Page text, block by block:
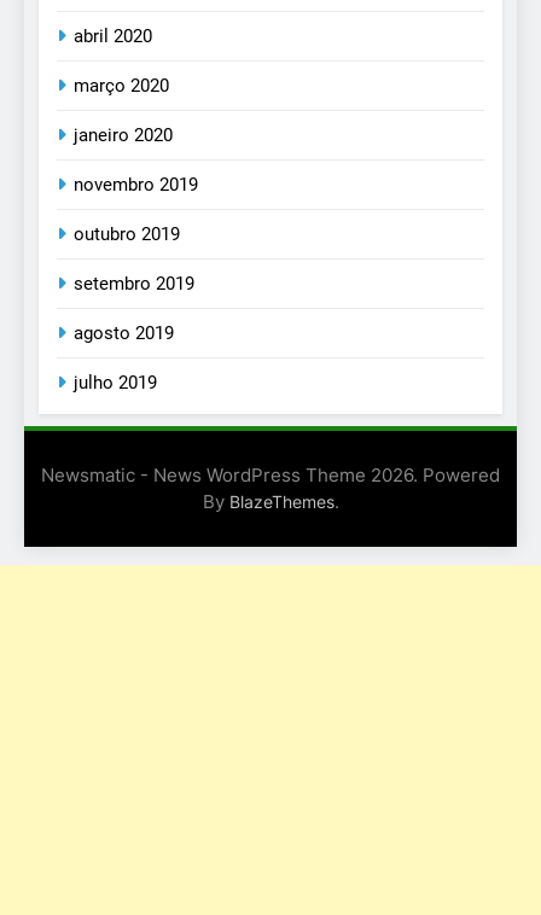
abril 2020
março 2020
janeiro 2020
novembro 2019
outubro 2019
setembro 2019
agosto 2019
julho 2019
Newsmatic - News WordPress Theme 2026. Powered
By BlazeThemes.